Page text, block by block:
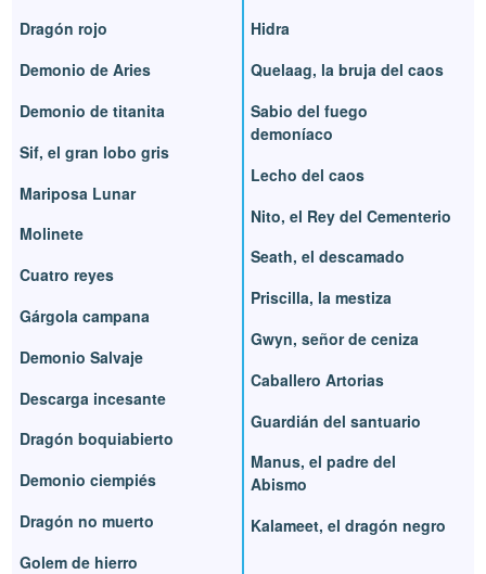
Dragón rojo
Demonio de Aries
Demonio de titanita
Sif, el gran lobo gris
Mariposa Lunar
Molinete
Cuatro reyes
Gárgola campana
Demonio Salvaje
Descarga incesante
Dragón boquiabierto
Demonio ciempiés
Dragón no muerto
Golem de hierro
Hidra
Quelaag, la bruja del caos
Sabio del fuego
demoníaco
Lecho del caos
Nito, el Rey del Cementerio
Seath, el descamado
Priscilla, la mestiza
Gwyn, señor de ceniza
Caballero Artorias
Guardián del santuario
Manus, el padre del
Abismo
Kalameet, el dragón negro